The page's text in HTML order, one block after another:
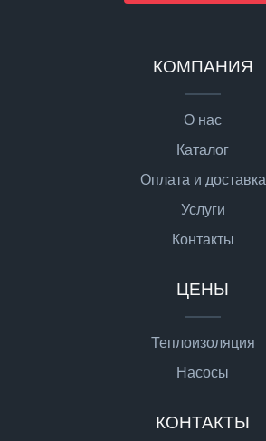
КОМПАНИЯ
О нас
Каталог
Оплата и доставка
Услуги
Контакты
ЦЕНЫ
Теплоизоляция
Насосы
КОНТАКТЫ